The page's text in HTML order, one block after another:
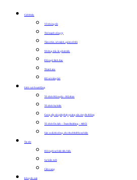
Giới thiệu
Về chúng tôi
Thế mạnh công ty
Tầm nhìn, sứ mệnh, giá trị cốt lõi
Những dấu ấn phát triển
Đội ngũ lãnh đạo
Thành tựu
Hồ sơ năng lực
Lĩnh vực hoạt động
Tổ chức Hội nghị – Hội thảo
Tổ chức Sự kiện
Cung cấp các giải pháp quảng cáo, truyền thông
Tổ chức Du lịch – Team Building – MICE
Sản xuất, thi công, cho thuê thiết bị sự kiện
Tin tức
Hội nghị sự kiện tiêu biểu
Sự kiện mới
Cẩm nang
Khuyến mãi